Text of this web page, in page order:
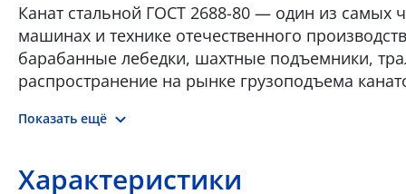
Канат стальной ГОСТ 2688-80 — один из самых
машинах и технике отечественного
барабанные лебедки, шахтные подъемники,
распространение на рынке грузоподъема
Показать ещё
Характеристики